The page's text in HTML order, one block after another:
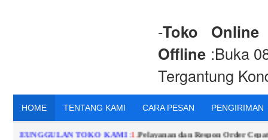
-Toko Online
Offline :Buka
Tergantung
HOME TENTANG KAMI CARA PESAN PENGIRIMAN
TOKO KAMI:1.Pelayanan dan Respon Order